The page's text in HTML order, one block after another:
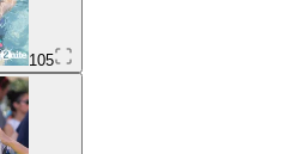
105